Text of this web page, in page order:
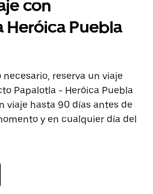
con
Puebla
reserva un viaje
Papalotla - Heróica Puebla
viaje hasta 90 días antes de
y en cualquier día del